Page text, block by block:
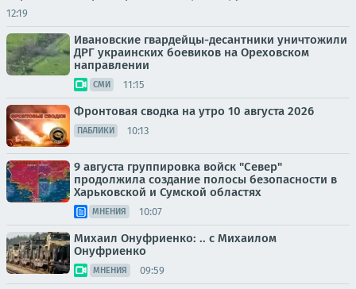
12:19
Ивановские гвардейцы-десантники уничтожили
ДРГ украинских боевиков на Ореховском
направлении
СМИ 11:15
Фронтовая сводка на утро 10 августа 2026
ПАБЛИКИ 10:13
9 августа группировка войск "Север"
продолжила создание полосы безопасности в
Харьковской и Сумской областях
МНЕНИЯ 10:07
Михаил Онуфриенко: .. с Михаилом
Онуфриенко
МНЕНИЯ 09:59